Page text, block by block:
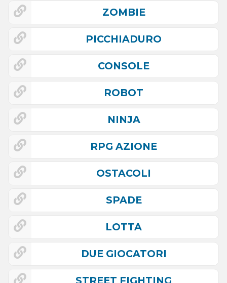
ZOMBIE
PICCHIADURO
CONSOLE
ROBOT
NINJA
RPG AZIONE
OSTACOLI
SPADE
LOTTA
DUE GIOCATORI